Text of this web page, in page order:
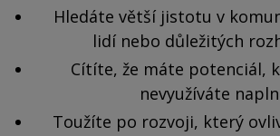
Hledáte větší jistotu v
lidí nebo důležitých
Cítíte, že máte potenciál,
nevyužíváte
Toužíte po rozvoji, který